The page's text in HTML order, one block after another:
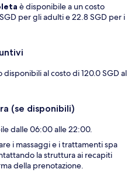
è disponibile a un costo
per gli adulti e 22.8 SGD per i
al costo di 120.0 SGD al
(se disponibili)
dalle 06:00 alle 22:00.
i massaggi e i trattamenti spa
la struttura ai recapiti
della prenotazione.